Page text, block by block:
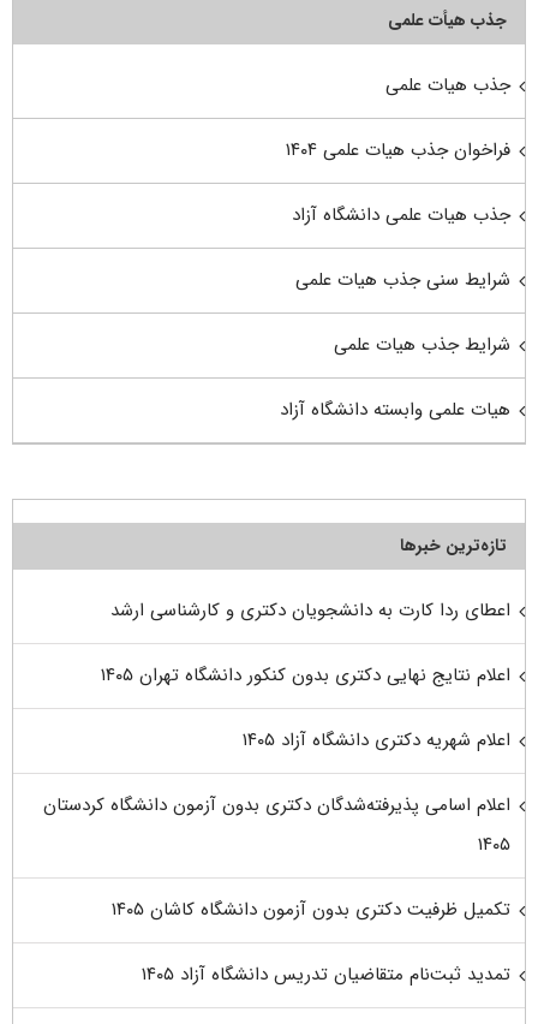
جذب هیأت علمی
جذب هیات علمی
فراخوان جذب هیات علمی ۱۴۰۴
جذب هیات علمی دانشگاه آزاد
شرایط سنی جذب هیات علمی
شرایط جذب هیات علمی
هیات علمی وابسته دانشگاه آزاد
تازه‌ترین خبرها
اعطای ردا کارت به دانشجویان دکتری و کارشناسی ارشد
اعلام نتایج نهایی دکتری بدون کنکور دانشگاه تهران ۱۴۰۵
اعلام شهریه دکتری دانشگاه آزاد ۱۴۰۵
اعلام اسامی پذیرفته‌شدگان دکتری بدون آزمون دانشگاه کردستان
۱۴۰۵
تکمیل ظرفیت دکتری بدون آزمون دانشگاه کاشان ۱۴۰۵
تمدید ثبت‌نام متقاضیان تدریس دانشگاه آزاد ۱۴۰۵